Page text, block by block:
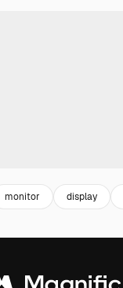
monitor display